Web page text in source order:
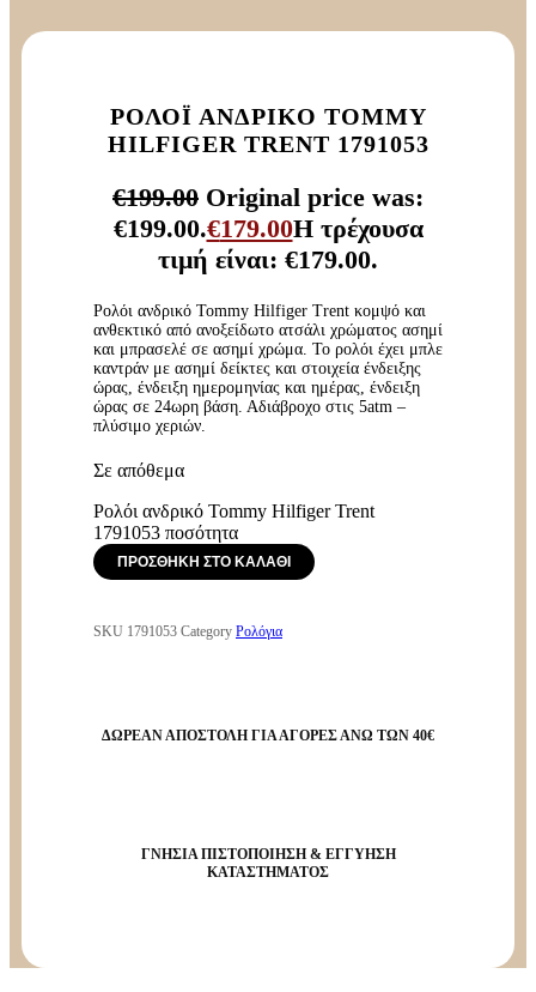
ΡΟΛΌΙ ΑΝΔΡΙΚΌ TOMMY
HILFIGER TRENT 1791053
€199.00 Original price was:
€199.00.€179.00Η τρέχουσα
τιμή είναι: €179.00.
Ρολόι ανδρικό Tommy Hilfiger Trent κομψό και
ανθεκτικό από ανοξείδωτο ατσάλι χρώματος ασημί
και μπρασελέ σε ασημί χρώμα. Το ρολόι έχει μπλε
καντράν με ασημί δείκτες και στοιχεία ένδειξης
ώρας, ένδειξη ημερομηνίας και ημέρας, ένδειξη
ώρας σε 24ωρη βάση. Αδιάβροχο στις 5atm –
πλύσιμο χεριών.
Σε απόθεμα
Ρολόι ανδρικό Tommy Hilfiger Trent
1791053 ποσότητα
ΠΡΟΣΘΉΚΗ ΣΤΟ ΚΑΛΆΘΙ
SKU 1791053 Category Ρολόγια
ΔΩΡΕΑΝ ΑΠΟΣΤΟΛΗ ΓΙΑ ΑΓΟΡΕΣ ΑΝΩ ΤΩΝ 40€
ΓΝΗΣΙΑ ΠΙΣΤΟΠΟΙΗΣΗ & ΕΓΓΥΗΣΗ
ΚΑΤΑΣΤΗΜΑΤΟΣ